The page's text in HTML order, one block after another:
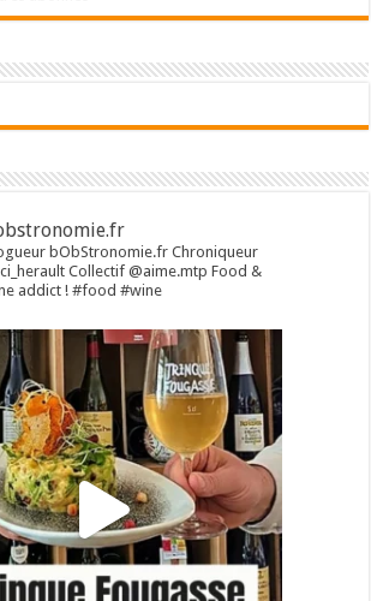
bObStronomie.fr Chroniqueur
Collectif @aime.mtp Food &
addict !#food #wine